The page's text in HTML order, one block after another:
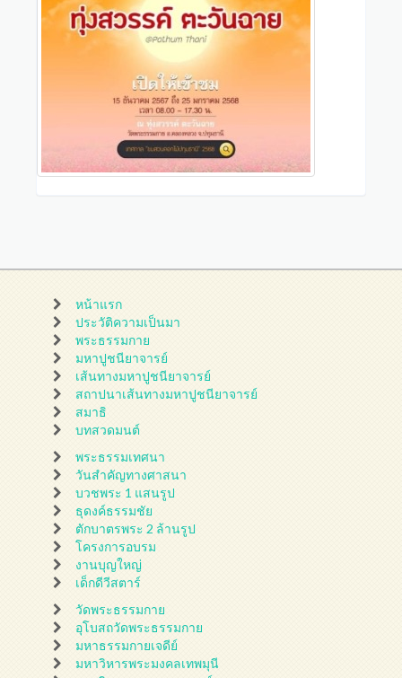
หน้าแรก
ประวัติความเป็นมา
พระธรรมกาย
มหาปูชนียาจารย์
เส้นทางมหาปูชนียาจารย์
สถาปนาเส้นทางมหาปูชนียาจารย์
สมาธิ
บทสวดมนต์
พระธรรมเทศนา
วันสำคัญทางศาสนา
บวชพระ 1 แสนรูป
ธุดงค์ธรรมชัย
ตักบาตรพระ 2 ล้านรูป
โครงการอบรม
งานบุญใหญ่
เด็กดีวีสตาร์
วัดพระธรรมกาย
อุโบสถวัดพระธรรมกาย
มหาธรรมกายเจดีย์
มหาวิหารพระมงคลเทพมุนี